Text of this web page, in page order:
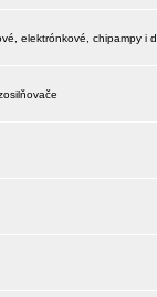
elektrónkové, chipampy i